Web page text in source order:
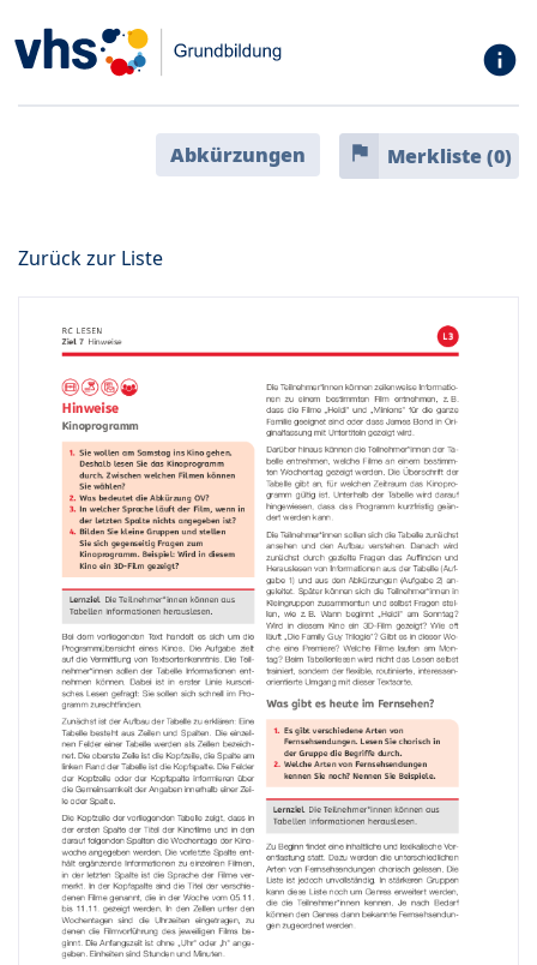
info
Abkürzungen flag Merkliste (0)
Zurück zur Liste